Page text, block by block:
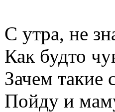
С утра, не
Как будто
Зачем такие
Пойду и